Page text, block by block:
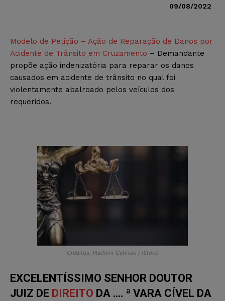
09/08/2022
Modelo de Petição – Ação de Reparação de Danos por
Acidente de Trânsito em Cruzamento – Demandante
propõe ação indenizatória para reparar os danos
causados em acidente de trânsito no qual foi
violentamente abalroado pelos veículos dos
requeridos.
Créditos: Vladimir Cetinski / iStock
EXCELENTÍSSIMO SENHOR DOUTOR
JUIZ DE DIREITO DA …. ª VARA CÍVEL DA